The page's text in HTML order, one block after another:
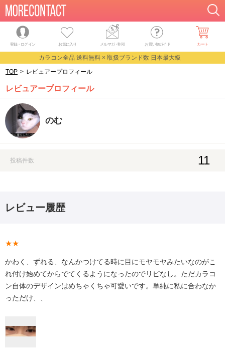
登録・ログイン お気に入り メルマガ・割引 お買い物ガイド カート
カラコン全品 送料無料 × 取扱ブランド数 日本最大級
TOP > レビュアープロフィール
レビュアープロフィール
のむ
投稿件数 11
レビュー履歴
★★
かわく、ずれる、なんかつけてる時に目にモヤモヤみたいなのがこ
れ付け始めてからでてくるようになったのでリピなし。ただカラコ
ン自体のデザインはめちゃくちゃ可愛いです。単純に私に合わなか
っただけ、、